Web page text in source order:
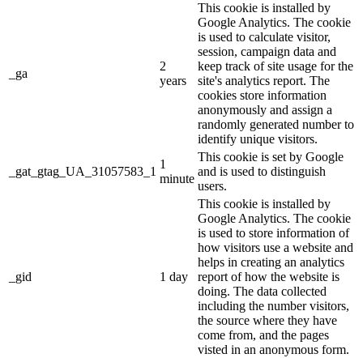
_ga
2
years
This cookie is installed by
Google Analytics. The cookie
is used to calculate visitor,
session, campaign data and
keep track of site usage for the
site's analytics report. The
cookies store information
anonymously and assign a
randomly generated number to
identify unique visitors.
_gat_gtag_UA_31057583_1
1
minute
This cookie is set by Google
and is used to distinguish
users.
_gid 1 day
This cookie is installed by
Google Analytics. The cookie
is used to store information of
how visitors use a website and
helps in creating an analytics
report of how the website is
doing. The data collected
including the number visitors,
the source where they have
come from, and the pages
visted in an anonymous form.